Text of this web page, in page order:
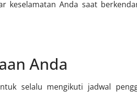
keselamatan Anda saat
Anda
selalu mengikuti jadwal